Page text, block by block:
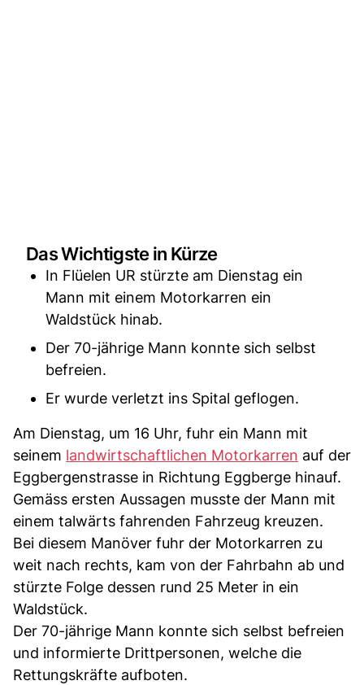
Das Wichtigste in Kürze
In Flüelen UR stürzte am Dienstag ein
Mann mit einem Motorkarren ein
Waldstück hinab.
Der 70-jährige Mann konnte sich selbst
befreien.
Er wurde verletzt ins Spital geflogen.
Am Dienstag, um 16 Uhr, fuhr ein Mann mit
seinem landwirtschaftlichen Motorkarren auf der
Eggbergenstrasse in Richtung Eggberge hinauf.
Gemäss ersten Aussagen musste der Mann mit
einem talwärts fahrenden Fahrzeug kreuzen.
Bei diesem Manöver fuhr der Motorkarren zu
weit nach rechts, kam von der Fahrbahn ab und
stürzte Folge dessen rund 25 Meter in ein
Waldstück.
Der 70-jährige Mann konnte sich selbst befreien
und informierte Drittpersonen, welche die
Rettungskräfte aufboten.